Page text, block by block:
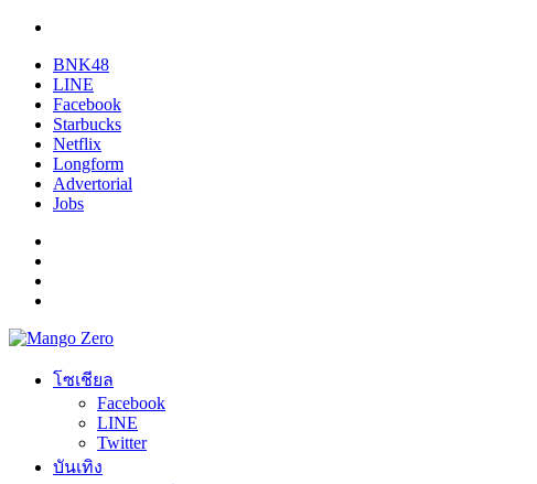
BNK48
LINE
Facebook
Starbucks
Netflix
Longform
Advertorial
Jobs
โซเชียล
Facebook
LINE
Twitter
บันเทิง